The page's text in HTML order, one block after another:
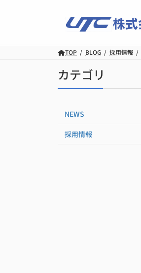
TOP BLOG 採用情報
カテゴリ
NEWS
採用情報